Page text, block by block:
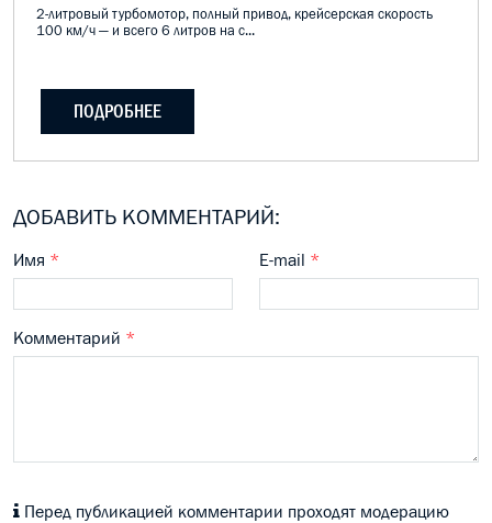
2-литровый турбомотор, полный привод, крейсерская скорость
100 км/ч — и всего 6 литров на с...
ПОДРОБНЕЕ
ДОБАВИТЬ КОММЕНТАРИЙ:
Имя * E-mail *
Комментарий *
Перед публикацией комментарии проходят модерацию